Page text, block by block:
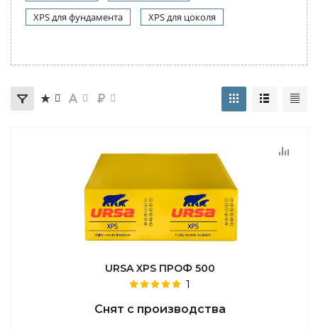
XPS для фундамента
XPS для цоколя
URSA XPS ПРОФ 500
1
Снят с производства